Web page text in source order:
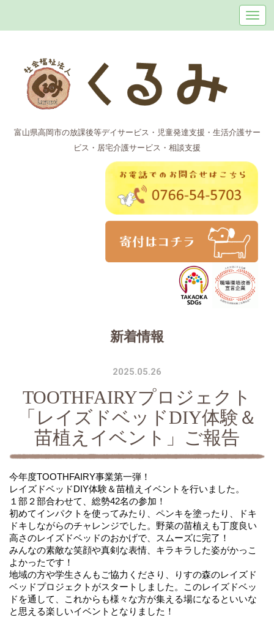
富山県高岡市の放課後等デイサービス・児童発達支援・生活介護サー
ビス・居宅介護サービス・相談支援
新着情報
2025.05.26
TOOTHFAIRYプロジェクト
「レイズドベッドDIY体験＆
苗植えイベント」ご報告
今年度TOOTHFAIRY事業第一弾！
レイズドベッドDIY体験＆苗植えイベントを行いました。
１部２部合わせて、総勢42名の参加！
初めてインパクトを使ってみたり、ペンキを塗ったり、ドキ
ドキしながらのチャレンジでした。野菜の苗植えも丁度良い
高さのレイズドベッドのおかげで、スムーズに完了！
みんなの素敵な笑顔や真剣な表情、キラキラした姿がかっこ
よかったです！
地域の方や学生さんもご協力くださり、りすの森のレイズド
ベッドプロジェクトがスタートしました。このレイズドベッ
ドを通して、これからも様々な方が集える場になるといいな
と思える楽しいイベントとなりました！